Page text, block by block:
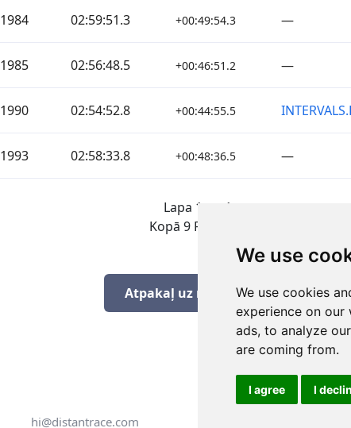
We use
We use cookies
experience on
ads, to analyze
are coming from.
I agree I
1984 02:59:51.3 +00:49:54.3 —
1985 02:56:48.5 +00:46:51.2 —
1990 02:54:52.8 +00:44:55.5
1993 02:58:33.8 +00:48:36.5 —
Lapa 1 no 1
Kopā 9 Rezultāti
Atpakaļ uz rezultātiem
hi@distantrace.com